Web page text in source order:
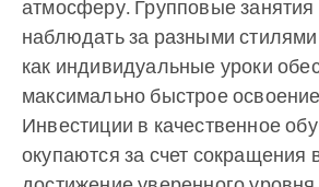
атмосферу. Групповые
наблюдать за разными стилями
как индивидуальные уроки
максимально быстрое
Инвестиции в качественное
окупаются за счет сокращения